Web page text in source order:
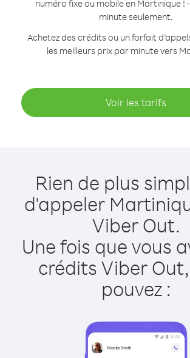
numéro fixe ou mobile en Martinique !
minute seulement.
Achetez des crédits ou un forfait
les meilleurs prix par minute vers
Voir les tarifs
Rien de plus
d'appeler
Viber Out.
Une fois que vous
crédits Viber
pouvez :